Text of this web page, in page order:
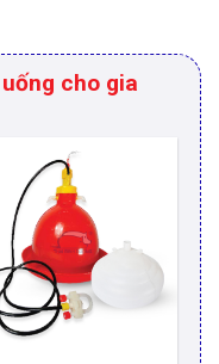
cho gia